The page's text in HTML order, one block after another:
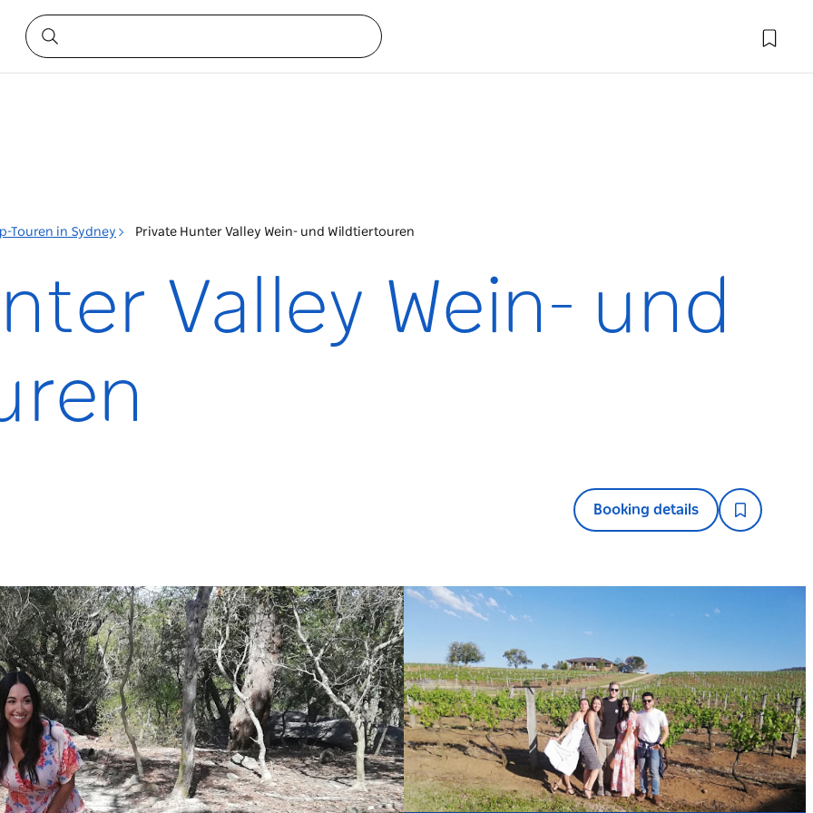
Touren in Sydney Private Hunter Valley Wein- und Wildtiertouren
Valley Wein- und
Booking details